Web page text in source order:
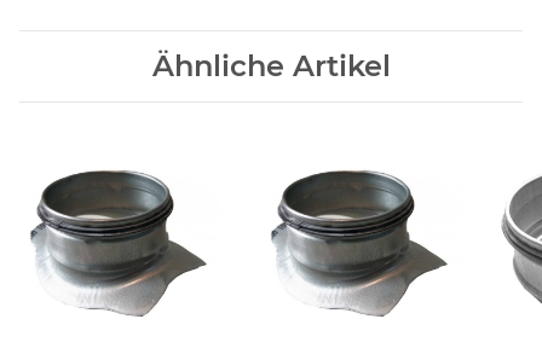
Ähnliche Artikel